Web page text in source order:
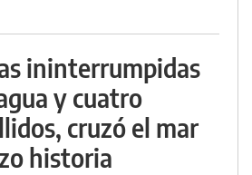
ininterrumpidas
y cuatro
cruzó el mar
historia